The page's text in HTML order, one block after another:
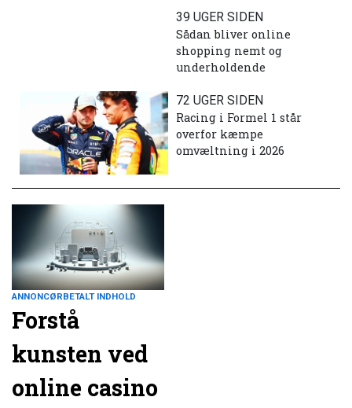
39 UGER SIDEN
Sådan bliver online
shopping nemt og
underholdende
72 UGER SIDEN
Racing i Formel 1 står
overfor kæmpe
omvæltning i 2026
ANNONCØRBETALT INDHOLD
Forstå
kunsten ved
online casino